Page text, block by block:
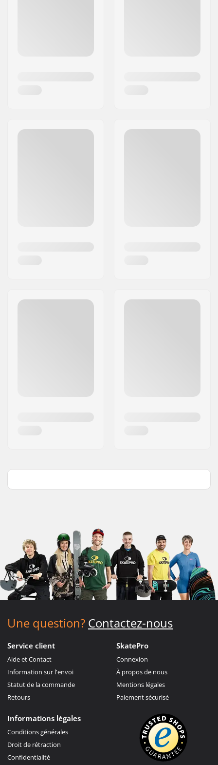
Une question? Contactez-nous
Service client
Aide et Contact
Information sur l'envoi
Statut de la commande
Retours
SkatePro
Connexion
À propos de nous
Mentions légales
Paiement sécurisé
Informations légales
Conditions générales
Droit de rétraction
Confidentialité